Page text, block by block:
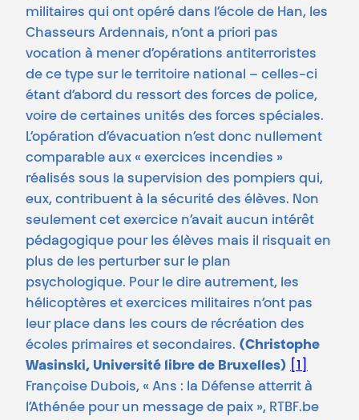
militaires qui ont opéré dans l’école de Han, les
Chasseurs Ardennais, n’ont a priori pas
vocation à mener d’opérations antiterroristes
de ce type sur le territoire national – celles-ci
étant d’abord du ressort des forces de police,
voire de certaines unités des forces spéciales.
L’opération d’évacuation n’est donc nullement
comparable aux « exercices incendies »
réalisés sous la supervision des pompiers qui,
eux, contribuent à la sécurité des élèves. Non
seulement cet exercice n’avait aucun intérêt
pédagogique pour les élèves mais il risquait en
plus de les perturber sur le plan
psychologique. Pour le dire autrement, les
hélicoptères et exercices militaires n’ont pas
leur place dans les cours de récréation des
écoles primaires et secondaires. (Christophe
Wasinski, Université libre de Bruxelles)
[1]
Françoise Dubois, « Ans : la Défense atterrit à
l’Athénée pour un message de paix », RTBF.be